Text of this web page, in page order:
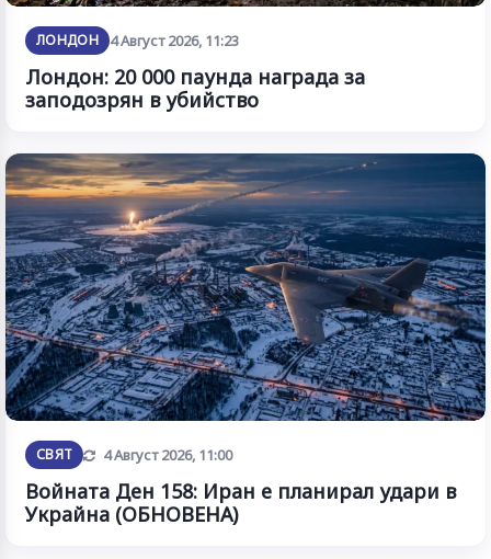
ЛОНДОН 4 Август 2026, 11:23
Лондон: 20 000 паунда награда за
заподозрян в убийство
СВЯТ Обновена
4 Август 2026, 11:00
Войната Ден 158: Иран е планирал удари в
Украйна (ОБНОВЕНА)